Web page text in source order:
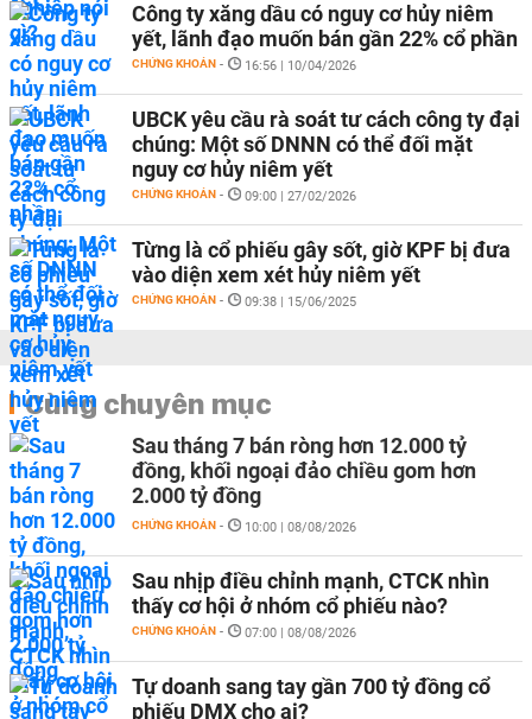
Công ty xăng dầu có nguy cơ hủy niêm
yết, lãnh đạo muốn bán gần 22% cổ phần
CHỨNG KHOÁN - 16:56 | 10/04/2026
UBCK yêu cầu rà soát tư cách công ty đại
chúng: Một số DNNN có thể đối mặt
nguy cơ hủy niêm yết
CHỨNG KHOÁN - 09:00 | 27/02/2026
Từng là cổ phiếu gây sốt, giờ KPF bị đưa
vào diện xem xét hủy niêm yết
CHỨNG KHOÁN - 09:38 | 15/06/2025
Cùng chuyên mục
Sau tháng 7 bán ròng hơn 12.000 tỷ
đồng, khối ngoại đảo chiều gom hơn
2.000 tỷ đồng
CHỨNG KHOÁN - 10:00 | 08/08/2026
Sau nhịp điều chỉnh mạnh, CTCK nhìn
thấy cơ hội ở nhóm cổ phiếu nào?
CHỨNG KHOÁN - 07:00 | 08/08/2026
Tự doanh sang tay gần 700 tỷ đồng cổ
phiếu DMX cho ai?